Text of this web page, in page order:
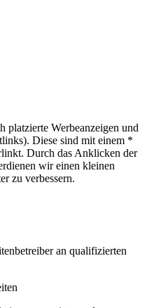
platzierte Werbeanzeigen und
Diese sind mit einem *
Durch das Anklicken der
wir einen kleinen
zu verbessern.
an qualifizierten